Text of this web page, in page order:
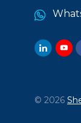
© 2026